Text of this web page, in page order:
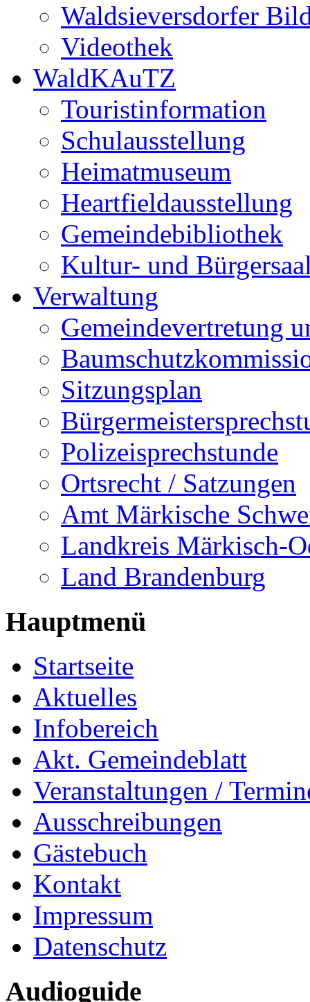
Waldsieversdorfer
Videothek
WaldKAuTZ
Touristinformation
Schulausstellung
Heimatmuseum
Heartfieldausstellung
Gemeindebibliothek
Kultur- und
Verwaltung
Gemeindevertretung
Sitzungsplan
Polizeisprechstunde
Ortsrecht / Satzungen
Amt Märkische
Landkreis Märkisch-
Land Brandenburg
Hauptmenü
Startseite
Aktuelles
Infobereich
Akt. Gemeindeblatt
Veranstaltungen /
Ausschreibungen
Gästebuch
Kontakt
Impressum
Datenschutz
Audioguide